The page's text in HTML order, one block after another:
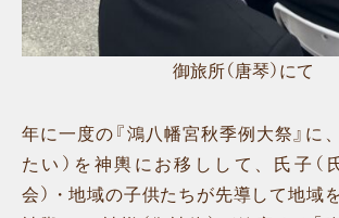
御旅所（唐琴）にて
年に一度の『鴻八幡宮秋季例大祭』に
たい）を神輿にお移しして、氏子（
会）・地域の子供たちが先導して地域